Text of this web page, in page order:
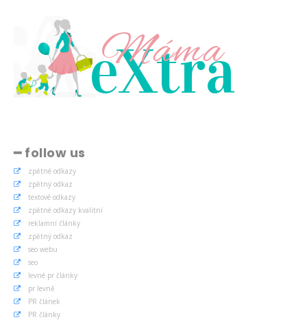
eXtra
Máma
━ follow us
zpětné odkazy
zpětný odkaz
textové odkazy
zpětné odkazy kvalitní
reklamní články
zpětný odkaz
seo webu
seo
levné pr články
pr levně
PR článek
PR články